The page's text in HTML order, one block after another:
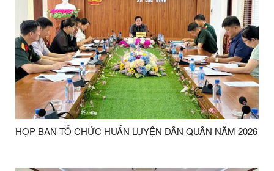
HỌP BAN TỔ CHỨC HUẤN LUYỆN DÂN QUÂN NĂM 2026